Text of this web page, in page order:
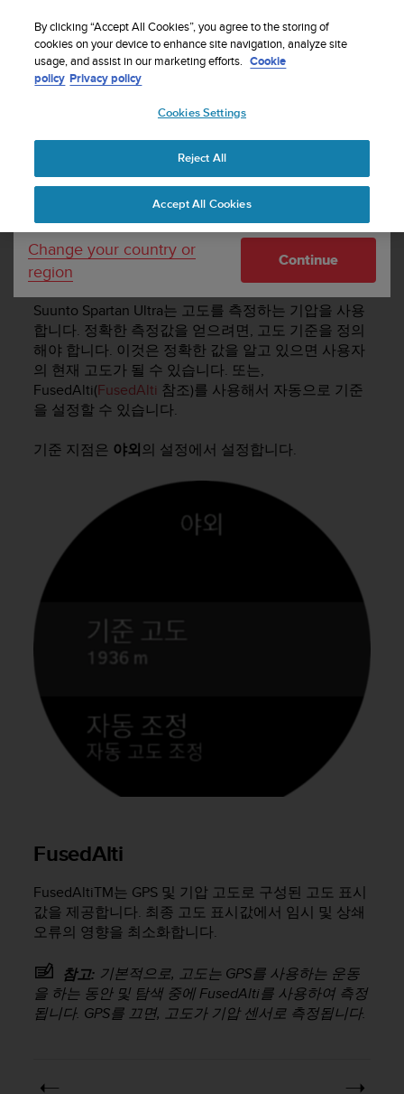
2.6
고도계
고도계
Suunto Spartan Ultra는 고도를 측정하는 기압을 사용
합니다. 정확한 측정값을 얻으려면, 고도 기준을 정의
해야 합니다. 이것은 정확한 값을 알고 있으면 사용자
의 현재 고도가 될 수 있습니다. 또는,
FusedAlti(FusedAlti 참조)를 사용해서 자동으로 기준
을 설정할 수 있습니다.
기준 지점은 야외의 설정에서 설정합니다.
FusedAlti
FusedAltiTM는 GPS 및 기압 고도로 구성된 고도 표시
값을 제공합니다. 최종 고도 표시값에서 임시 및 상쇄
오류의 영향을 최소화합니다.
참고: 기본적으로, 고도는 GPS를 사용하는 운동
을 하는 동안 및 탐색 중에 FusedAlti를 사용하여 측정
됩니다. GPS를 끄면, 고도가 기압 센서로 측정됩니다.
Your country or region:
United States
Currency: $ (USD)
Shipping only to United States
Change your country or
region
Continue
By clicking “Accept All Cookies”, you agree to the storing of
cookies on your device to enhance site navigation, analyze site
usage, and assist in our marketing efforts. Cookie
policy Privacy policy
Cookies Settings
Reject All
Accept All Cookies